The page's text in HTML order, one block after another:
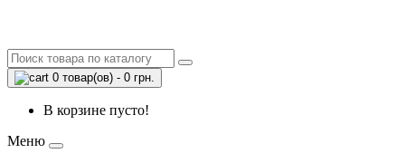
0 товар(ов) - 0 грн.
В корзине пусто!
Меню